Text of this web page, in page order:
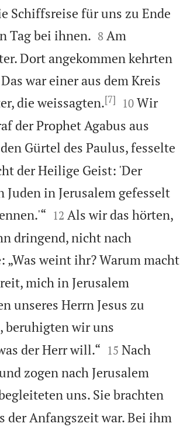
Schiffsreise für uns zu Ende
Tag bei ihnen.
8 Am
Dort angekommen kehrten
war einer aus dem Kreis
die weissagten.[7]
10 Wir
der Prophet Agabus aus
Gürtel des Paulus, fesselte
der Heilige Geist: 'Der
in Jerusalem gefesselt

12 Als wir das hörten,
dringend, nicht nach
„Was weint ihr? Warum macht
mich in Jerusalem
unseres Herrn Jesus zu
beruhigten wir uns
der Herr will.“
15 Nach
zogen nach Jerusalem
uns. Sie brachten
der Anfangszeit war. Bei ihm